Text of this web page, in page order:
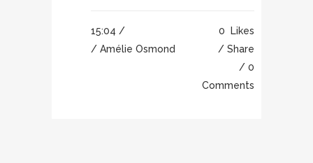
15:04 /
/ Amélie Osmond
0
Likes
Share
0
Comments